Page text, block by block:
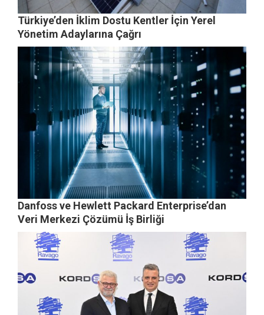
Türkiye’den İklim Dostu Kentler İçin Yerel
Yönetim Adaylarına Çağrı
Danfoss ve Hewlett Packard Enterprise’dan
Veri Merkezi Çözümü İş Birliği